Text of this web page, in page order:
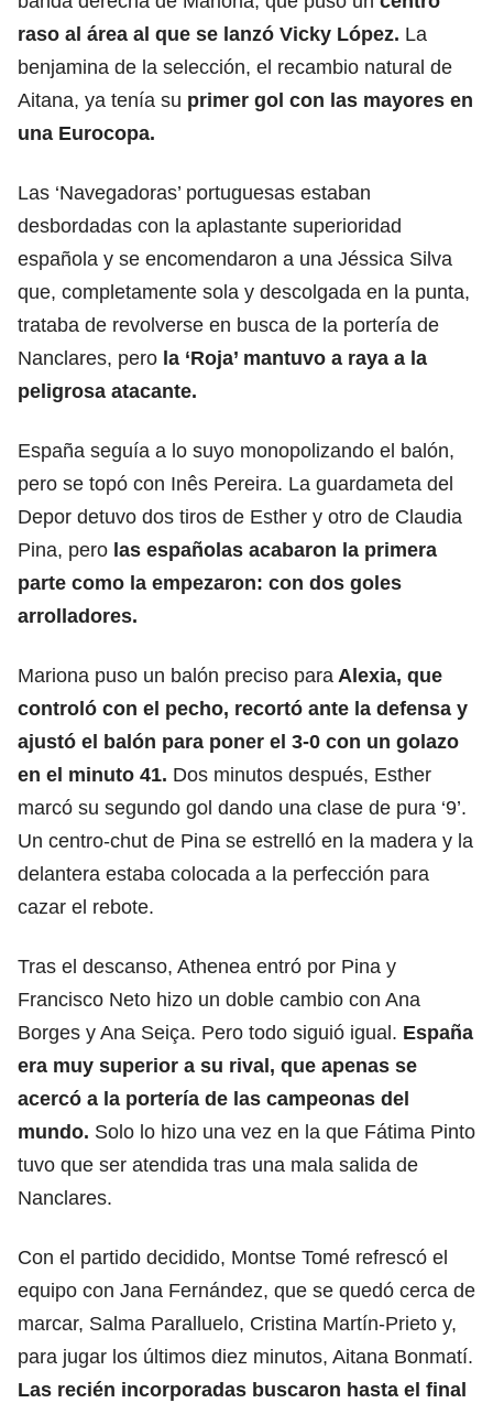
raso al área al que se lanzó Vicky López. La
benjamina de la selección, el recambio natural de
Aitana, ya tenía su primer gol con las mayores en
una Eurocopa.
Las ‘Navegadoras’ portuguesas estaban
desbordadas con la aplastante superioridad
española y se encomendaron a una Jéssica Silva
que, completamente sola y descolgada en la punta,
trataba de revolverse en busca de la portería de
Nanclares, pero la ‘Roja’ mantuvo a raya a la
peligrosa atacante.
España seguía a lo suyo monopolizando el balón,
pero se topó con Inês Pereira. La guardameta del
Depor detuvo dos tiros de Esther y otro de Claudia
Pina, pero las españolas acabaron la primera
parte como la empezaron: con dos goles
arrolladores.
Mariona puso un balón preciso para Alexia, que
controló con el pecho, recortó ante la defensa y
ajustó el balón para poner el 3-0 con un golazo
en el minuto 41. Dos minutos después, Esther
marcó su segundo gol dando una clase de pura ‘9’.
Un centro-chut de Pina se estrelló en la madera y la
delantera estaba colocada a la perfección para
cazar el rebote.
Tras el descanso, Athenea entró por Pina y
Francisco Neto hizo un doble cambio con Ana
Borges y Ana Seiça. Pero todo siguió igual. España
era muy superior a su rival, que apenas se
acercó a la portería de las campeonas del
mundo. Solo lo hizo una vez en la que Fátima Pinto
tuvo que ser atendida tras una mala salida de
Nanclares.
Con el partido decidido, Montse Tomé refrescó el
equipo con Jana Fernández, que se quedó cerca de
marcar, Salma Paralluelo, Cristina Martín-Prieto y,
para jugar los últimos diez minutos, Aitana Bonmatí.
Las recién incorporadas buscaron hasta el final